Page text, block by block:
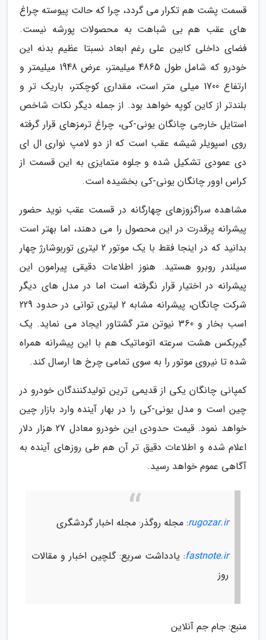
قسمت پشت هم تکرار می گردد، چرا که حالت پیوسته چراغ
های عقب هم بی شباهت به محصولات پورشه نیست.
فضای داخلی کابین علی رغم ابعاد نسبتا عظیم بدنه این
خودرو که شامل طول 4865 میلیمتر، عرض 1948 میلیمتر و
ارتفاع 1700 میلی متر است، مقداری کوچکتر، باریک تر و
بلندتر از کاین کوپه خواهد بود. از جمله دیگر نکات شاخص
استایل خارجی چانگان یونی-کی، چراغ ترمزهای قرار گرفته
روی اسپویلر شیشه عقب است که از دو لامپ نواری ال ای
دی عمودی تشکیل شده و جلوه متمایزی به این قسمت از
کراس اوور چانگان یونی-کی بخشیده است.
مشاهده سراگزوزهای چهارگانه در قسمت عقب نوید حضور
پیشرانه پرقدرت در این محصول را می دهند، اما بهتر است
بدانید که در اینجا فقط با یک موتور 2 لیتری توربوشارژ چهار
سیلندر روبرو هستید. هنوز اطلاعات دقیقی پیرامون این
پیشرانه در اختیار قرار نگرفته است اما در مدل های دیگر
شرکت چانگان، پیشرانه مشابه 2 لیتری توانی در حدود 229
اسب بخار و 360 نیوتن متر گشتاور ایجاد می نماید. یک
گیربکس هشت سرعته اتوماتیک هم با این پیشرانه همراه
شده تا نیروی موتور را به سوی تمامی چرخ ها ارسال کند.
کمپانی چانگان یکی از قدیمی ترین تولیدکنندگان خودرو در
چین است و مدل یونی-کی را در بهار آینده وارد بازار چین
خواهد نمود. قیمت حدودی این خودرو معادل 27 هزار دلار
اعلام شده و اطلاعات دقیق تر آن هم طی روزهای آینده به
آگاهی عموم خواهد رسید.
rugozar.ir: مجله روگذر: مجله اخبار گردشگری
fastnote.ir: یادداشت سریع: گلچین اخبار و مقالات
روز
منبع: جام جم آنلاین